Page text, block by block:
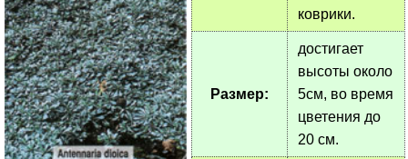
коврики.
Размер:
достигает
высоты около
5см, во время
цветения до
20 см.